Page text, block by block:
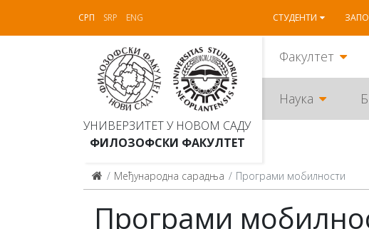
СРП SRP ENG СТУДЕНТИ
УНИВЕРЗИТЕТ У НОВОМ САДУ
ФИЛОЗОФСКИ ФАКУЛТЕТ
Факултет
Наука
Међународна сарадња Програми мобилности
Програми